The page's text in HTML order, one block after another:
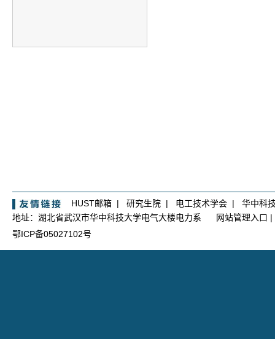
HUST邮箱 | 研究生院 | 电工技术学会 | 华中科
地址：湖北省武汉市华中科技大学电气大楼电力系
网站管理入口 |
鄂ICP备05027102号